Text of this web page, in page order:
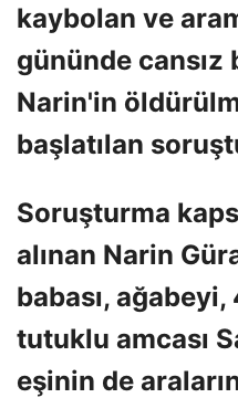
kaybolan ve
gününde cansız
Narin'in
başlatılan
Soruşturma
alınan Narin
babası, ağabeyi,
tutuklu amcası
eşinin de